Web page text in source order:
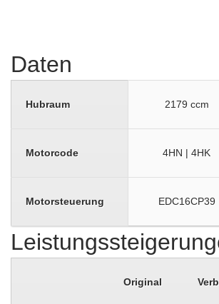
Daten
Hubraum 2179 ccm
Motorcode 4HN | 4HK
Motorsteuerung EDC16CP39
Original